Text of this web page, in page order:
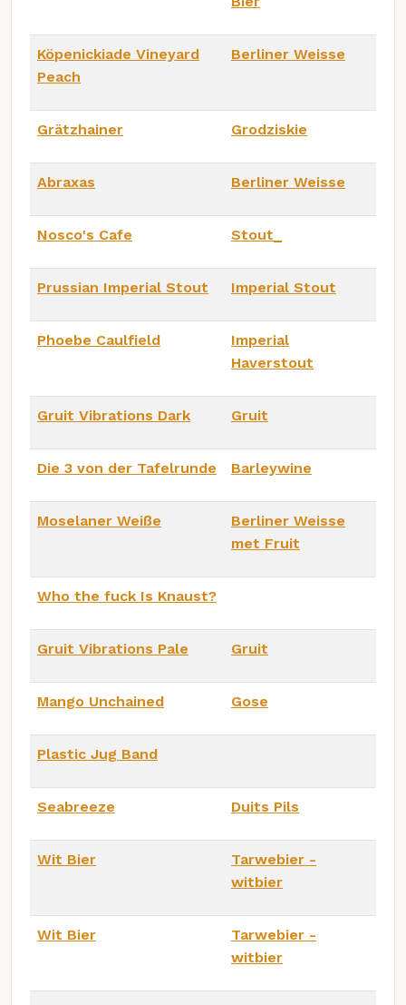
Köpenickiade Vineyard
Peach
Berliner Weisse
Grätzhainer Grodziskie
Abraxas Berliner Weisse
Nosco's Cafe Stout_
Prussian Imperial Stout Imperial Stout
Phoebe Caulfield
Imperial
Haverstout
Gruit Vibrations Dark Gruit
Die 3 von der Tafelrunde Barleywine
Moselaner Weiße
Berliner Weisse
met Fruit
Who the fuck Is Knaust?
Gruit Vibrations Pale Gruit
Mango Unchained Gose
Plastic Jug Band
Seabreeze Duits Pils
Wit Bier
Tarwebier -
witbier
Wit Bier
Tarwebier -
witbier